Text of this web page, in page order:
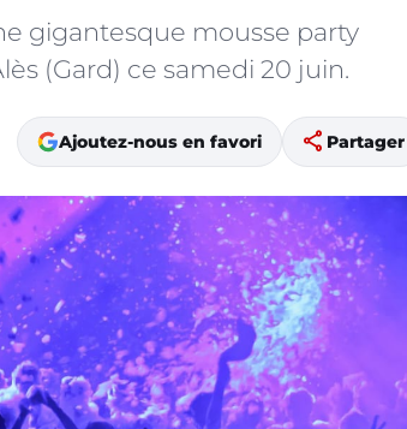
gigantesque mousse party
(Gard) ce samedi 20 juin.
Ajoutez-nous en favori share Partager